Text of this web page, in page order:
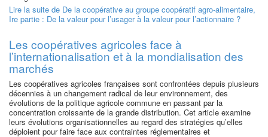
Lire la suite de De la coopérative au groupe coopératif agro-alimentaire,
Ire partie : De la valeur pour l’usager à la valeur pour l’actionnaire ?
Les coopératives agricoles face à
l’internationalisation et à la mondialisation des
marchés
Les coopératives agricoles françaises sont confrontées depuis plusieurs
décennies à un changement radical de leur environnement, des
évolutions de la politique agricole commune en passant par la
concentration croissante de la grande distribution. Cet article examine
leurs évolutions organisationnelles au regard des stratégies qu’elles
déploient pour faire face aux contraintes réglementaires et